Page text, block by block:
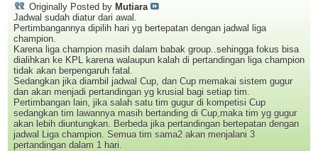
Originally Posted by Mutiara
Jadwal sudah diatur dari awal.
Pertimbangannya dipilih hari yg bertepatan dengan jadwal liga
champion.
Karena liga champion masih dalam babak group..sehingga fokus bisa
dialihkan ke KPL karena walaupun kalah di pertandingan liga champion
tidak akan berpengaruh fatal.
Sedangkan jika diambil jadwal Cup, dan Cup memakai sistem gugur
dan akan menjadi pertandingan yg krusial bagi setiap tim.
Pertimbangan lain, jika salah satu tim gugur di kompetisi Cup
sedangkan tim lawannya masih bertanding di Cup,maka tim yg gugur
akan lebih diuntungkan. Berbeda jika pertandingan bertepatan dengan
jadwal Liga champion. Semua tim sama2 akan menjalani 3
pertandingan dalam 1 hari.